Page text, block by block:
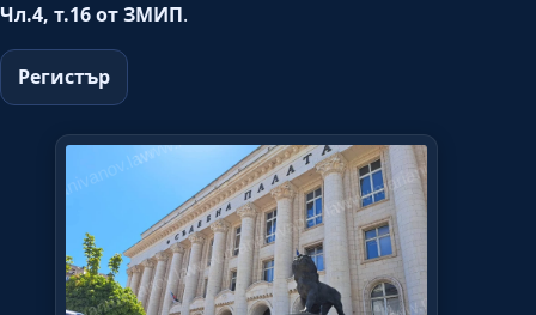
Чл.4, т.16 от ЗМИП.
Регистър